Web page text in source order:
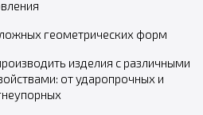
геометрических форм
изделия с различными
от ударопрочных и